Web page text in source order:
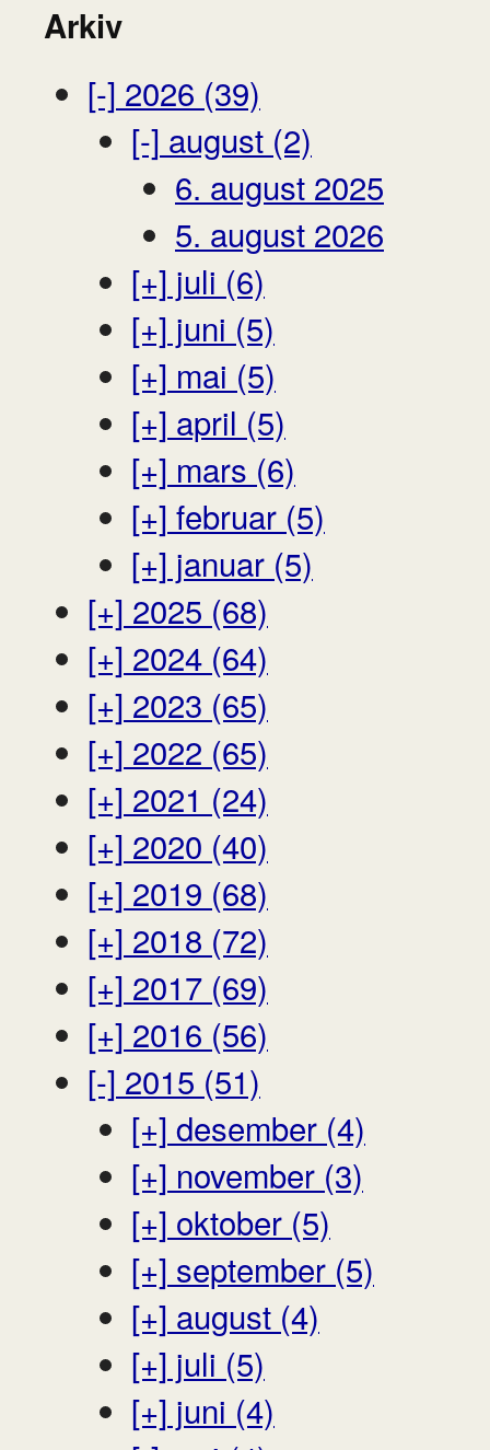
Arkiv
[-] 2026 (39)
[-] august (2)
6. august 2025
5. august 2026
[+] juli (6)
[+] juni (5)
[+] mai (5)
[+] april (5)
[+] mars (6)
[+] februar (5)
[+] januar (5)
[+] 2025 (68)
[+] 2024 (64)
[+] 2023 (65)
[+] 2022 (65)
[+] 2021 (24)
[+] 2020 (40)
[+] 2019 (68)
[+] 2018 (72)
[+] 2017 (69)
[+] 2016 (56)
[-] 2015 (51)
[+] desember (4)
[+] november (3)
[+] oktober (5)
[+] september (5)
[+] august (4)
[+] juli (5)
[+] juni (4)